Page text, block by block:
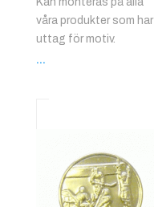
våra produkter som har
uttag för motiv.
...